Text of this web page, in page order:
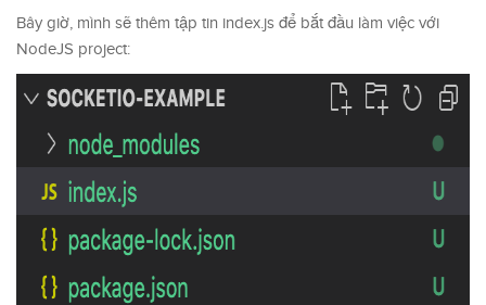
Bây giờ, mình sẽ thêm tập tin index.js để bắt đầu làm việc với
NodeJS project: